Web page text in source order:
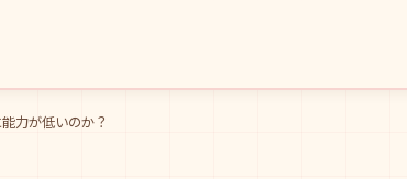
力が低いのか？